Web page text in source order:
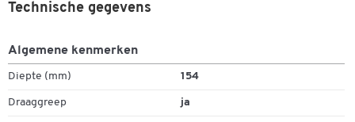
Technische gegevens
Algemene kenmerken
Diepte (mm) 154
Draaggreep ja